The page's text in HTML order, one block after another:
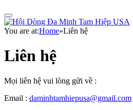
You are at:Home»Liên hệ
Liên hệ
Mọi liên hệ vui lòng gửi về :
Email : daminhtamhiepusa@gmail.com